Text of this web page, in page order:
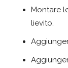
Montare
lievito.